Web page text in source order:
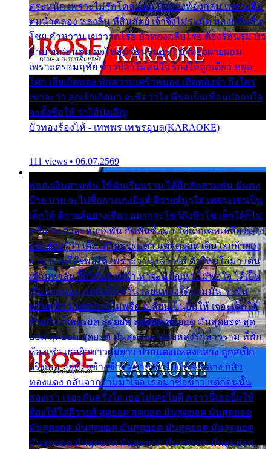
ตระหนัก เพราะไม่รักโคลนตม บัวทองท้องกลม เพราะลืม
ตมน้ำคลอง หลงลิ้น ที่สิ้นสัตย์ เจ้าจึงไม่ระมัด หลงกลิ่นลิ้น
โชย คำหวาน เขาวาดโรย บัวทองกลีบโรย ต้องร้อนรุม บัว
มาบานก่อนตูม ดุจไฟสุมร้อนรุมอุรา บัวทองผ่ายผอม
เพราะตรอมฤทัย ข้าวปลาไม่สนใจ ร้องไห้ลูกเดียว หยุด
โศก เสียเถิดทอง พักความเศร้าหมอง เถิดทองจ๋า ถึงใคร
เขาจะว่า ลูกเจ้าเกิดมา จะชื่อว่าไง พี่ขอเป็นเพื่อนปลอบใจ
จะตั้งชื่อให้ ว่าไอ้บังเอิญ
บัวทองร้องไห้ - เทพพร เพชรอุบล(KARAOKE)
111 views • 06.07.2569
พ่อส่งเงินสามพัน ให้ฉันเรียนราม ได้อีกสักสามพัน ฉันคง
บ๊าย บาย จะไปซื้อกางเกงยีนส์ ลีวายส์มาใส่ เพราะเราเป็น
เด็กใต้ ลีวายส์อย่างเดียว อยากจะโชว์ถึงหิวโซ เด็กใต้ก็ไม่
หวั่น ตกตัวละหลายพัน กัดฟันซื้อมา ให้เด็กเทพเหลียวมอง
และต้องรู้ว่า เด็กใต้ไม่ธรรมดา แต่สุดยอด เดินโยกย้ายเย
ยวน กวนโอ๊ยพอได้ เพราะว่านุ่งลีวายส์ ตัวใหม่ใส่มา เดิน
เข้ามหาลัย จิ๊กโก๊มองหน้า ท่าจะมีปัญหา ไม่พอใจ ได้เป็น
เรื่องแน่นอน แต่ฉันไม่หวั่น เลยแหลงใต้ถามมัน ว่ามัน
พรั่นพรือ มันตอบว่าไม่พรื่อ เปลี่ยนเป็นยิ้มให้ เจอะเด็กใต้
ด้วยกัน ก็เลยรอด สุดยอด สุดยอด สุดยอด มันสุดยอด สุด
ยอด สุดยอด สุดยอด มันสุดยอด แอบหลงรักสาวราม ที่พัก
ห้องเช่า เธอผิวขาวผมยาว ปากแดงแหลงกลาง ถูกสเป็ก
จริงเธอ อยู่ห้องข้างข้าง อยากเข้าไปแหลงกลาง กลัว
ทองแดง กลับจากรามมาเจอ เธอมาซื้อข้าว แต่ก่อนนั้น
สองเรา เจอะกันครั้งใด เธอไม่เคยไยดี คราวนี้เธอยิ้มให้
ต้องให้ใส่ลีวายส์ สุดยอด สุดยอด มันสุดยอด มันสุดยอด
มันสุดยอด มันสุดยอด มันสุดยอด มันสุดยอด มันสุดยอด
มันสุดยอด มันสุดยอด มันสุดยอด มันสุดยอด มันสุดยอด